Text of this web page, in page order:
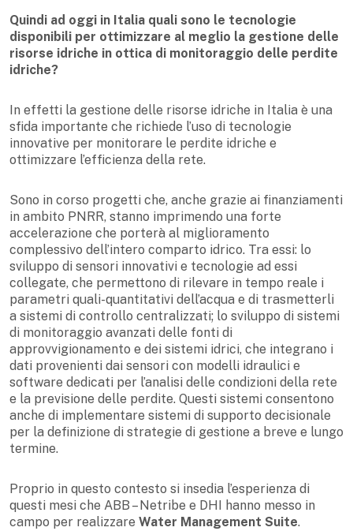
Quindi ad oggi in Italia quali sono le tecnologie
disponibili per ottimizzare al meglio la gestione delle
risorse idriche in ottica di monitoraggio delle perdite
idriche?
In effetti la gestione delle risorse idriche in Italia è una
sfida importante che richiede l’uso di tecnologie
innovative per monitorare le perdite idriche e
ottimizzare l’efficienza della rete.
Sono in corso progetti che, anche grazie ai finanziamenti
in ambito PNRR, stanno imprimendo una forte
accelerazione che porterà al miglioramento
complessivo dell’intero comparto idrico. Tra essi: lo
sviluppo di sensori innovativi e tecnologie ad essi
collegate, che permettono di rilevare in tempo reale i
parametri quali-quantitativi dell’acqua e di trasmetterli
a sistemi di controllo centralizzati; lo sviluppo di sistemi
di monitoraggio avanzati delle fonti di
approvvigionamento e dei sistemi idrici, che integrano i
dati provenienti dai sensori con modelli idraulici e
software dedicati per l’analisi delle condizioni della rete
e la previsione delle perdite. Questi sistemi consentono
anche di implementare sistemi di supporto decisionale
per la definizione di strategie di gestione a breve e lungo
termine.
Proprio in questo contesto si insedia l’esperienza di
questi mesi che ABB – Netribe e DHI hanno messo in
campo per realizzare Water Management Suite.